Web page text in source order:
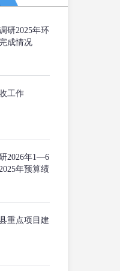
研2025年环
成情况
工作
2026年1—6
年预算绩
重点项目建